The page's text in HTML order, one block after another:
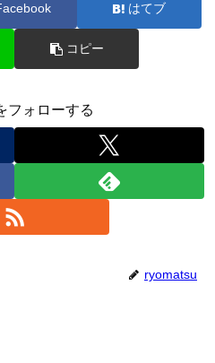
はてブ
コピー
フォローする
ryomatsu